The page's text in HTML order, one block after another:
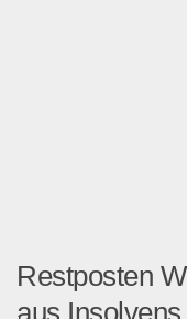
Restposten